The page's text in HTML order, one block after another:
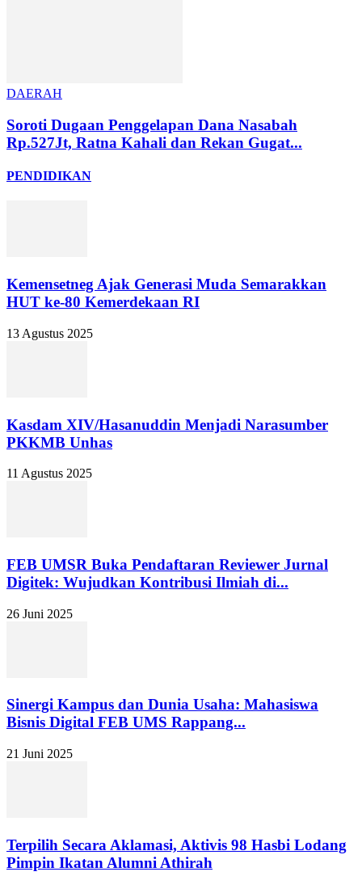
DAERAH
Soroti Dugaan Penggelapan Dana Nasabah
Rp.527Jt, Ratna Kahali dan Rekan Gugat...
PENDIDIKAN
Kemensetneg Ajak Generasi Muda Semarakkan
HUT ke-80 Kemerdekaan RI
13 Agustus 2025
Kasdam XIV/Hasanuddin Menjadi Narasumber
PKKMB Unhas
11 Agustus 2025
FEB UMSR Buka Pendaftaran Reviewer Jurnal
Digitek: Wujudkan Kontribusi Ilmiah di...
26 Juni 2025
Sinergi Kampus dan Dunia Usaha: Mahasiswa
Bisnis Digital FEB UMS Rappang...
21 Juni 2025
Terpilih Secara Aklamasi, Aktivis 98 Hasbi Lodang
Pimpin Ikatan Alumni Athirah